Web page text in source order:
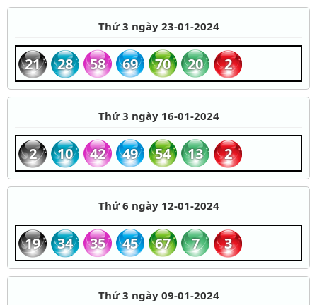
Thứ 3 ngày 23-01-2024
21 28 58 69 70 20 2
Thứ 3 ngày 16-01-2024
2 10 42 49 54 13 2
Thứ 6 ngày 12-01-2024
19 34 35 45 67 7 3
Thứ 3 ngày 09-01-2024